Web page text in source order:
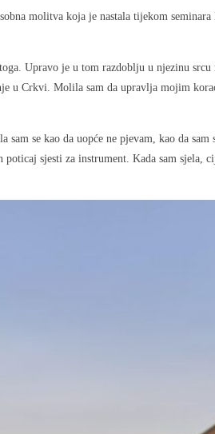
molitva koja je nastala tijekom
Upravo je u tom razdoblju u njezinu srcu
u Crkvi. Molila sam da upravlja mojim
se kao da uopće ne pjevam, kao da sam
sjesti za instrument. Kada sam sjela,